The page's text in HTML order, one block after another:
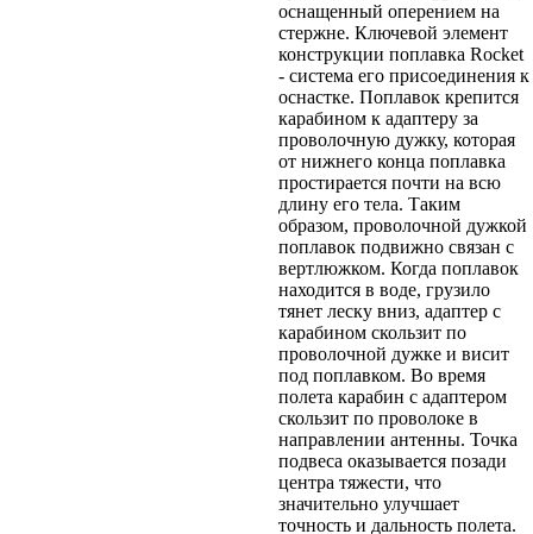
оснащенный оперением на
стержне. Ключевой элемент
конструкции поплавка Rocket
- система его присоединения к
оснастке. Поплавок крепится
карабином к адаптеру за
проволочную дужку, которая
от нижнего конца поплавка
простирается почти на всю
длину его тела. Таким
образом, проволочной дужкой
поплавок подвижно связан с
вертлюжком. Когда поплавок
находится в воде, грузило
тянет леску вниз, адаптер с
карабином скользит по
проволочной дужке и висит
под поплавком. Во время
полета карабин с адаптером
скользит по проволоке в
направлении антенны. Точка
подвеса оказывается позади
центра тяжести, что
значительно улучшает
точность и дальность полета.